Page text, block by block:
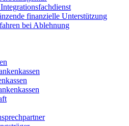
finanzielle Unterstützung
bei Ablehnung